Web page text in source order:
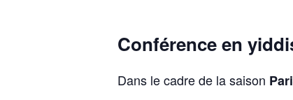
Conférence en
Dans le cadre de la saison